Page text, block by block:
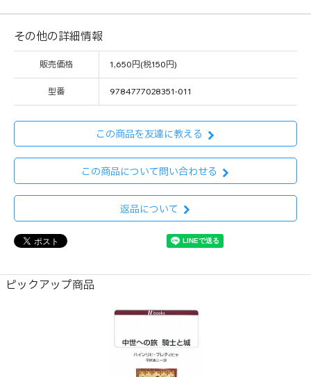
その他の詳細情報
販売価格 1,650円(税150円)
型番 9784777028351-011
この商品を友達に教える
この商品について問い合わせる
返品について
ピックアップ商品